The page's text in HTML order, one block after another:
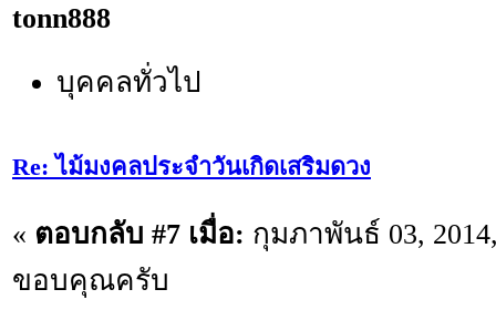
tonn888
บุคคลทั่วไป
Re: ไม้มงคลประจำวันเกิดเสริมดวง
« ตอบกลับ #7 เมื่อ: กุมภาพันธ์ 03,
ขอบคุณครับ